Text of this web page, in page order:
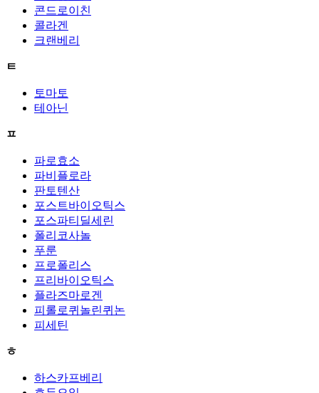
콘드로이친
콜라겐
크랜베리
ㅌ
토마토
테아닌
ㅍ
파로효소
파비플로라
판토텐산
포스트바이오틱스
포스파티딜세린
폴리코사놀
푸룬
프로폴리스
프리바이오틱스
플라즈마로겐
피롤로퀴놀린퀴논
피세틴
ㅎ
하스카프베리